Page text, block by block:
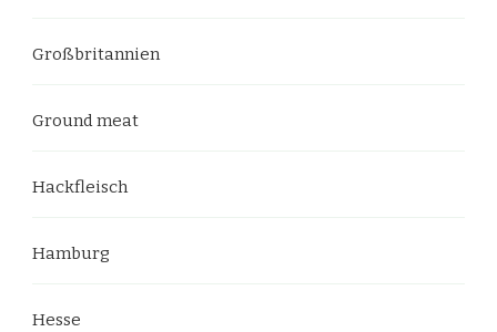
Großbritannien
Ground meat
Hackfleisch
Hamburg
Hesse